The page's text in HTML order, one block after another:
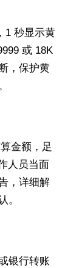
1 秒显示黄
或 18K
，保护黄
金额，足
人员当面
，详细解
。
银行转账